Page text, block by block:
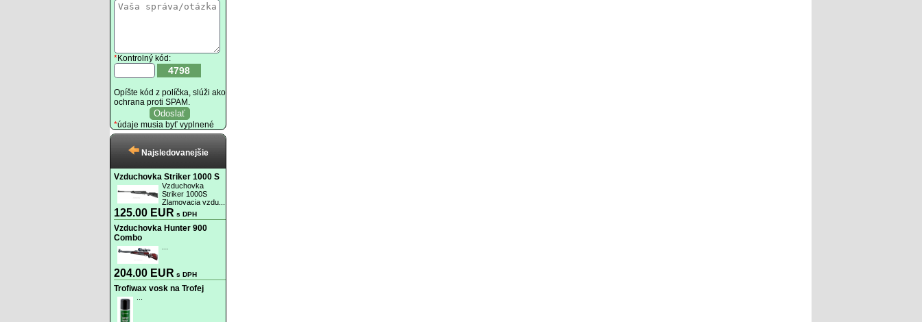
*Kontrolný kód:
4798
Opíšte kód z políčka, slúži ako
ochrana proti SPAM.
*údaje musia byť vyplnené
Najsledovanejšie
Vzduchovka Striker 1000 S
Vzduchovka
Striker 1000S
Zlamovacia vzdu...
125.00 EUR s DPH
Vzduchovka Hunter 900
Combo
204.00 EUR s DPH
Trofiwax vosk na Trofej